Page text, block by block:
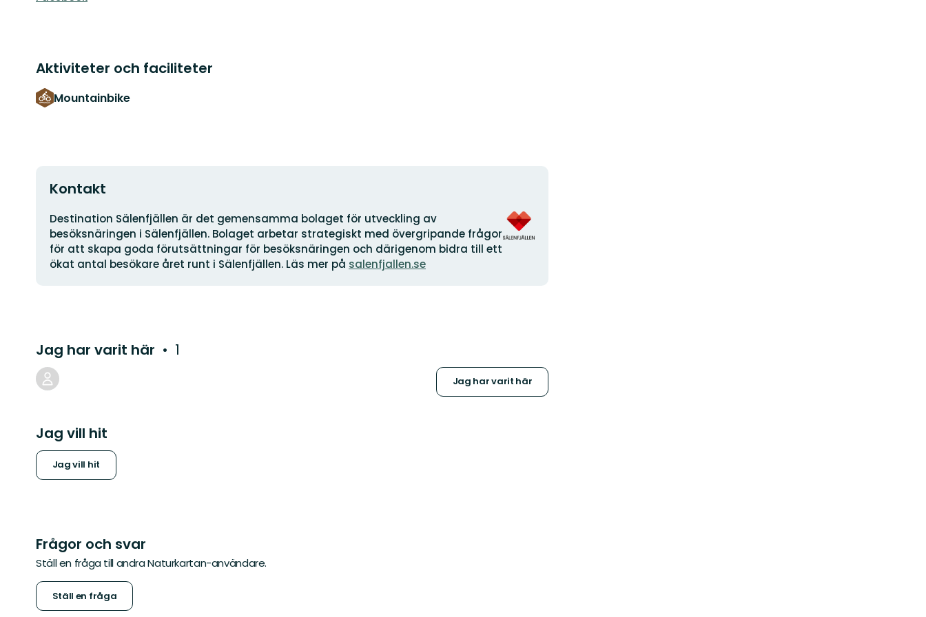
Aktiviteter och faciliteter
Mountainbike
Kontakt
Adress
Destination Sälenfjällen är det gemensamma bolaget för utveckling av
besöksnäringen i Sälenfjällen. Bolaget arbetar strategiskt med övergripande frågor
för att skapa goda förutsättningar för besöksnäringen och därigenom bidra till ett
ökat antal besökare året runt i Sälenfjällen. Läs mer på salenfjallen.se
Organisationens
logotyp
Jag har varit här 1
Jag har varit här
Jag vill hit
Jag vill hit
Frågor och svar
Ställ en fråga till andra Naturkartan-användare.
Ställ en fråga